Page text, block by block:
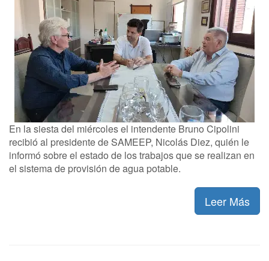
En la siesta del miércoles el intendente Bruno Cipolini
recibió al presidente de SAMEEP, Nicolás Diez, quién le
informó sobre el estado de los trabajos que se realizan en
el sistema de provisión de agua potable.
Leer Más